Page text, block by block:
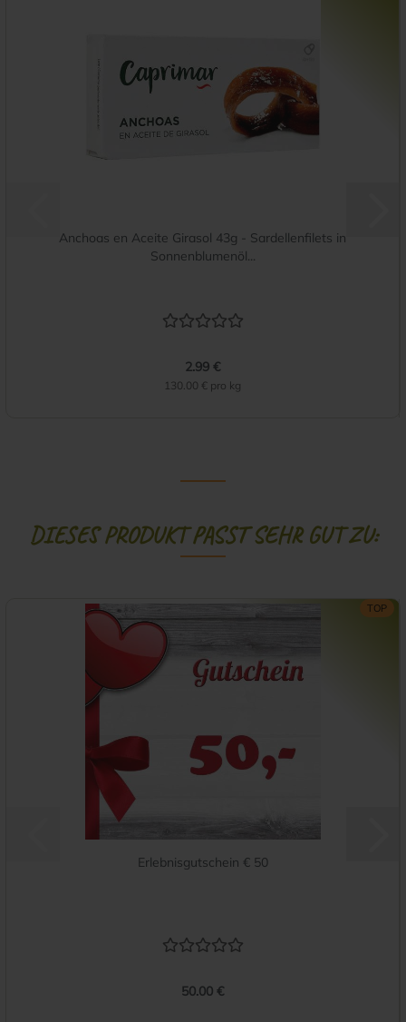
Anchoas en Aceite Girasol 43g - Sardellenfilets in
Sonnenblumenöl...
2.99 €
130.00 € pro kg
DIESES PRODUKT PASST SEHR GUT ZU:
TOP
Erlebnisgutschein € 50
50.00 €